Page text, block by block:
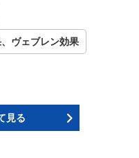
ヴェブレン効果
見る